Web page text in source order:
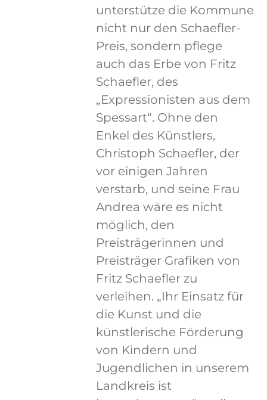
unterstütze die Kommune
nicht nur den Schaefler-
Preis, sondern pflege
auch das Erbe von Fritz
Schaefler, des
„Expressionisten aus dem
Spessart“. Ohne den
Enkel des Künstlers,
Christoph Schaefler, der
vor einigen Jahren
verstarb, und seine Frau
Andrea wäre es nicht
möglich, den
Preisträgerinnen und
Preisträger Grafiken von
Fritz Schaefler zu
verleihen. „Ihr Einsatz für
die Kunst und die
künstlerische Förderung
von Kindern und
Jugendlichen in unserem
Landkreis ist